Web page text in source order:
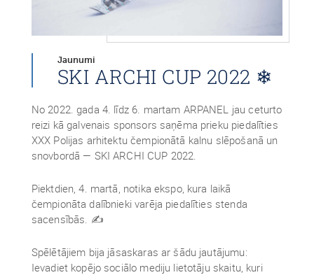
Jaunumi
SKI ARCHI CUP 2022 ❄
No 2022. gada 4. līdz 6. martam ARPANEL jau ceturto
reizi kā galvenais sponsors saņēma prieku piedalīties
XXX Polijas arhitektu čempionātā kalnu slēpošanā un
snovbordā — SKI ARCHI CUP 2022.
Piektdien, 4. martā, notika ekspo, kura laikā
čempionāta dalībnieki varēja piedalīties stenda
sacensībās. ✍
Spēlētājiem bija jāsaskaras ar šādu jautājumu:
Ievadiet kopējo sociālo mediju lietotāju skaitu, kuri